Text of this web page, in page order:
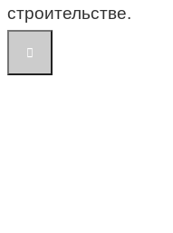
строительстве.